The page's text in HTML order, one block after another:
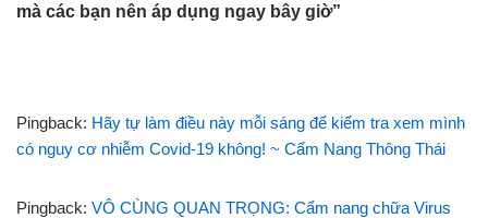
mà các bạn nên áp dụng ngay bây giờ”
Pingback: Hãy tự làm điều này mỗi sáng để kiểm tra xem mình
có nguy cơ nhiễm Covid-19 không! ~ Cẩm Nang Thông Thái
Pingback: VÔ CÙNG QUAN TRỌNG: Cẩm nang chữa Virus